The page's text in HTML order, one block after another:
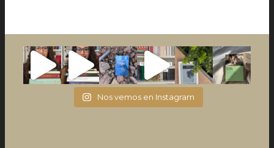
Nos vemos en Instagram